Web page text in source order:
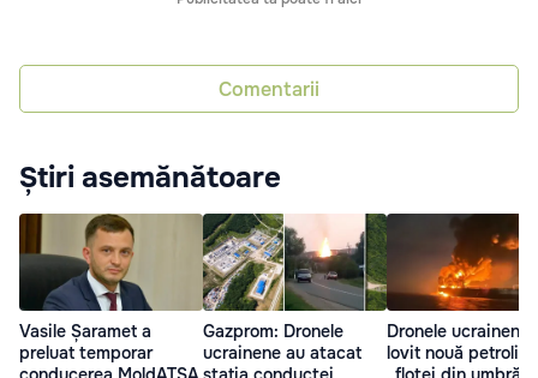
Comentarii
Știri asemănătoare
Vasile Șaramet a
preluat temporar
Gazprom: Dronele
ucrainene au atacat
Dronele ucrainene
lovit nouă